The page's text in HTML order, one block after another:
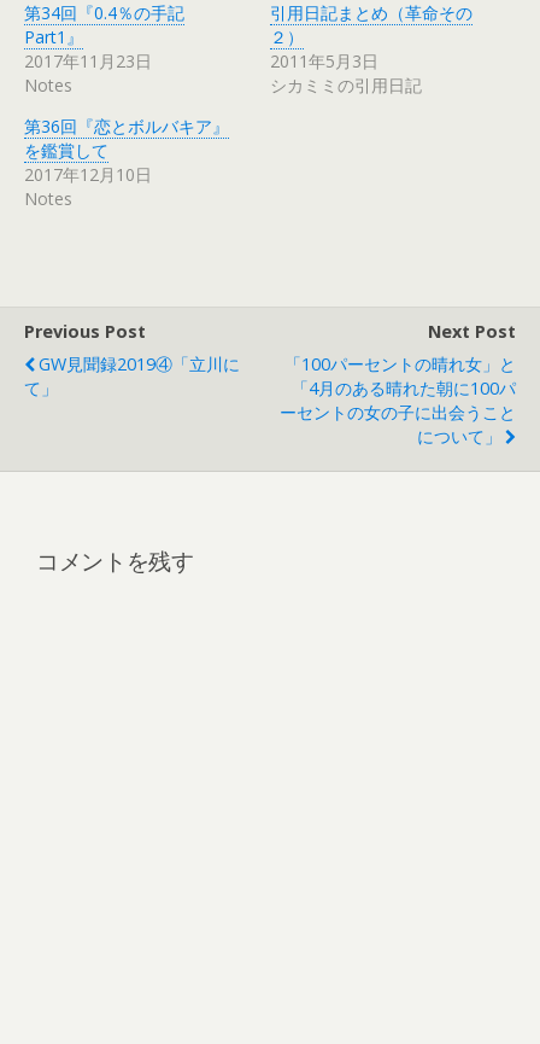
第34回『0.4％の手記
Part1』
2017年11月23日
Notes
引用日記まとめ（革命その
２）
2011年5月3日
シカミミの引用日記
第36回『恋とボルバキア』
を鑑賞して
2017年12月10日
Notes
Previous Post
GW見聞録2019④「立川に
て」
Next Post
「100パーセントの晴れ女」と
「4月のある晴れた朝に100パ
ーセントの女の子に出会うこと
について」
コメントを残す